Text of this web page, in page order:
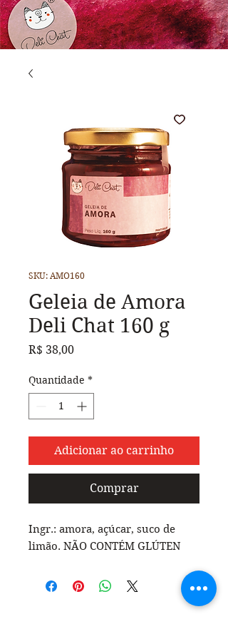
SKU: AMO160
Geleia de Amora
Deli Chat 160 g
R$ 38,00Preço
Quantidade *
Adicionar ao carrinho
Comprar
Ingr.: amora, açúcar, suco de
limão. NÃO CONTÉM GLÚTEN